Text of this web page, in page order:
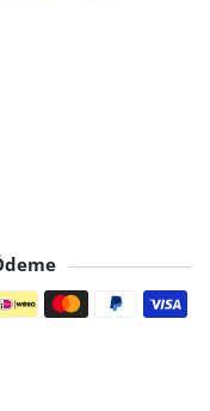
yöntemleri